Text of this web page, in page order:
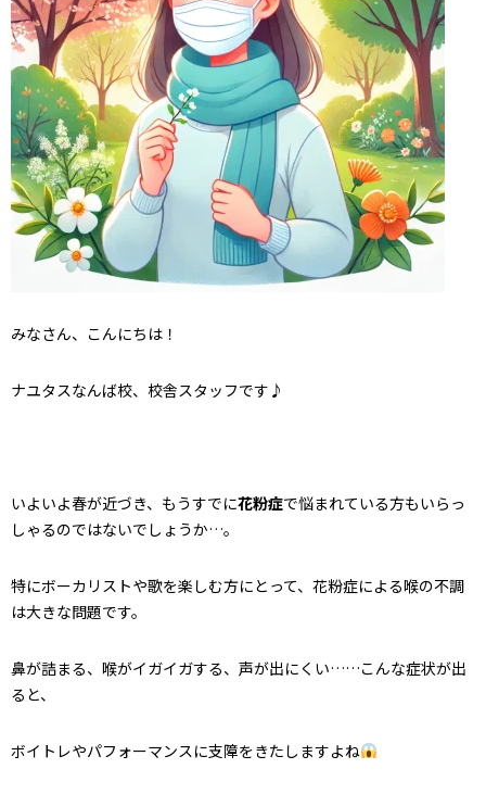
みなさん、こんにちは！
ナユタスなんば校、校舎スタッフです♪
いよいよ春が近づき、もうすでに花粉症で悩まれている方もいらっ
しゃるのではないでしょうか…。
特にボーカリストや歌を楽しむ方にとって、花粉症による喉の不調
は大きな問題です。
鼻が詰まる、喉がイガイガする、声が出にくい……こんな症状が出
ると、
ボイトレやパフォーマンスに支障をきたしますよね